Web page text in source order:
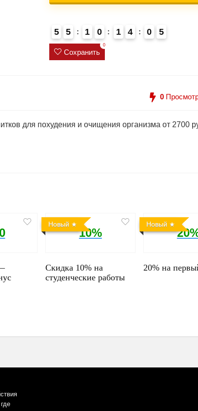
5 5 1 0 1 4 0 5
Сохранить
0
0
для похудения и очищения организма от 2700
Новый
10%
Скидка 10% на
студенческие работы
Новый
20% на